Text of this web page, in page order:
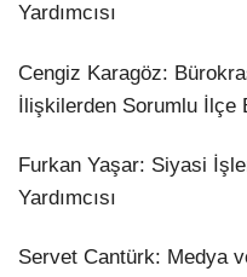
Yardımcısı
​Cengiz Karagöz:
İlişkilerden Sorumlu İlçe
​Furkan Yaşar: Siyasi
Yardımcısı
​Servet Cantürk: Medya